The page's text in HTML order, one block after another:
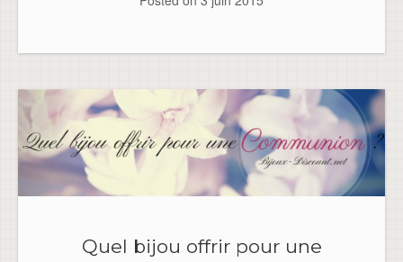
Quel bijou offrir pour une